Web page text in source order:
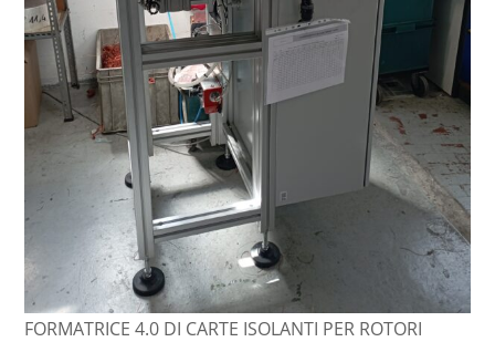
FORMATRICE 4.0 DI CARTE ISOLANTI PER ROTORI